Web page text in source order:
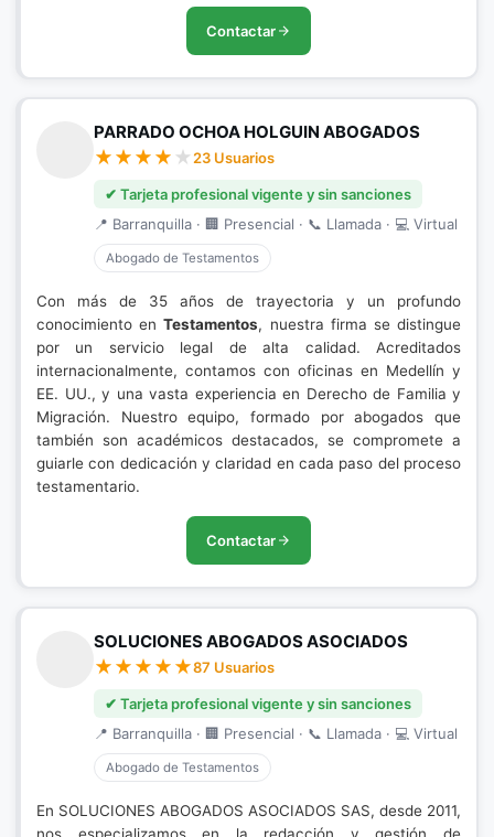
Contactar
PARRADO OCHOA HOLGUIN ABOGADOS
23 Usuarios
✔ Tarjeta profesional vigente y sin sanciones
📍 Barranquilla · 🏢 Presencial · 📞 Llamada · 💻 Virtual
Abogado de Testamentos
Con más de 35 años de trayectoria y un profundo
conocimiento enTestamentos, nuestra firma se distingue
por un servicio legal de alta calidad. Acreditados
internacionalmente, contamos con oficinas en Medellín y
EE. UU., y una vasta experiencia en Derecho de Familia y
Migración. Nuestro equipo, formado por abogados que
también son académicos destacados, se compromete a
guiarle con dedicación y claridad en cada paso del proceso
testamentario.
Contactar
SOLUCIONES ABOGADOS ASOCIADOS
87 Usuarios
✔ Tarjeta profesional vigente y sin sanciones
📍 Barranquilla · 🏢 Presencial · 📞 Llamada · 💻 Virtual
Abogado de Testamentos
En SOLUCIONES ABOGADOS ASOCIADOS SAS, desde 2011,